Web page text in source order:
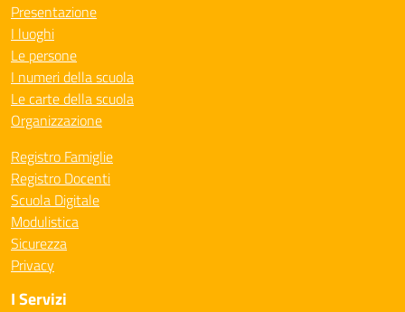
Presentazione
I luoghi
Le persone
I numeri della scuola
Le carte della scuola
Organizzazione
Registro Famiglie
Registro Docenti
Scuola Digitale
Modulistica
Sicurezza
Privacy
I Servizi